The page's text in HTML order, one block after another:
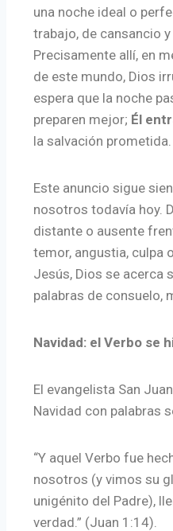
una noche ideal o
trabajo, de cansancio y
Precisamente allí, en
de este mundo, Dios
espera que la noche
preparen mejor; Él
la salvación prometida.
Este anuncio sigue
nosotros todavía hoy.
distante o ausente
temor, angustia, culpa
Jesús, Dios se acerca
palabras de consuelo,
Navidad: el Verbo se
El evangelista San
Navidad con palabras
“Y aquel Verbo fue
nosotros (y vimos su
unigénito del Padre),
verdad.” (Juan 1:14).